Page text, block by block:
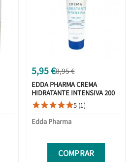
5,95 €8,95 €
EDDA PHARMA CREMA
HIDRATANTE INTENSIVA 200
ML
5 (1)
Edda Pharma
COMPRAR